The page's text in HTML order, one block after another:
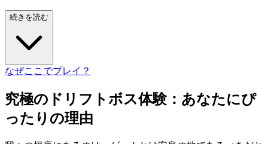
続きを読む
なぜここでプレイ？
究極のドリフトボス体験：あなたにぴ
ったりの理由